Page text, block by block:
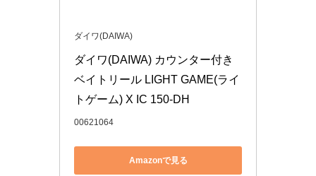
ダイワ(DAIWA)
ダイワ(DAIWA) カウンター付き
ベイトリール LIGHT GAME(ライ
トゲーム) X IC 150-DH
00621064
Amazonで見る